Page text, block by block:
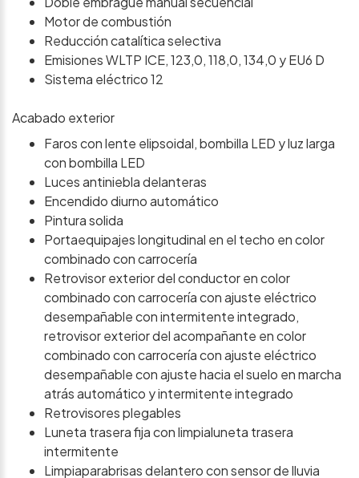
Motor de combustión
Reducción catalítica selectiva
Emisiones WLTP ICE, 123,0, 118,0, 134,0 y EU6 D
Sistema eléctrico 12
Acabado exterior
Faros con lente elipsoidal, bombilla LED y luz larga
con bombilla LED
Luces antiniebla delanteras
Encendido diurno automático
Pintura solida
Portaequipajes longitudinal en el techo en color
combinado con carrocería
Retrovisor exterior del conductor en color
combinado con carrocería con ajuste eléctrico
desempañable con intermitente integrado,
retrovisor exterior del acompañante en color
combinado con carrocería con ajuste eléctrico
desempañable con ajuste hacia el suelo en marcha
atrás automático y intermitente integrado
Retrovisores plegables
Luneta trasera fija con limpialuneta trasera
intermitente
Limpiaparabrisas delantero con sensor de lluvia